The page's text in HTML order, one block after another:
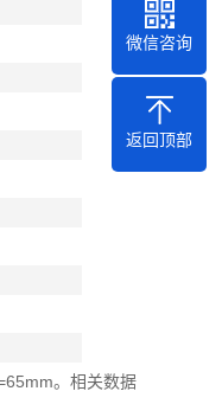
。相关数据
微信咨询
返回顶部